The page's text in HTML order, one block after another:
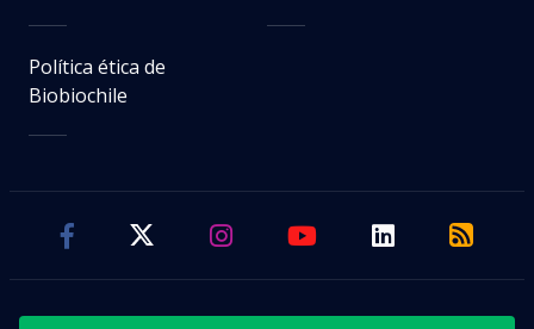
Política ética de
Biobiochile